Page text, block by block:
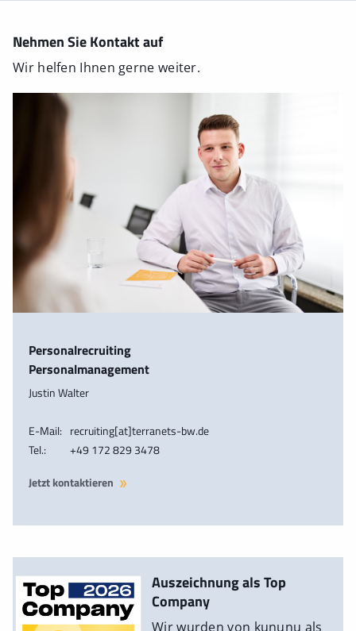
Nehmen Sie Kontakt auf
Wir helfen Ihnen gerne weiter.
Personalrecruiting
Personalmanagement
Justin Walter
E-Mail: recruiting[at]terranets-bw.de
Tel.:
+49 172 829 3478
Jetzt kontaktieren
Auszeichnung als Top
Company
Wir wurden von kununu als